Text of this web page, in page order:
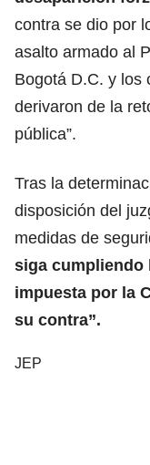
contra se dio por
asalto armado al
Bogotá D.C. y los
derivaron de la
pública”.
Tras la
disposición del
medidas de
siga cumpliendo
impuesta por la
su contra”.
JEP